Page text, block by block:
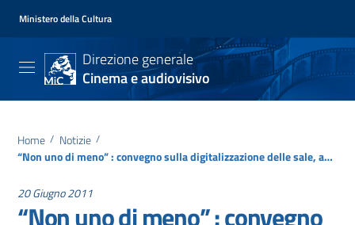
Ministero della Cultura
Direzione generale
Cinema e audiovisivo
Home / Notizie /
“Non uno di meno” : convegno sulla digitalizzazione delle sale, a Riccione
20 Giugno 2011
“Non uno di meno” : convegno